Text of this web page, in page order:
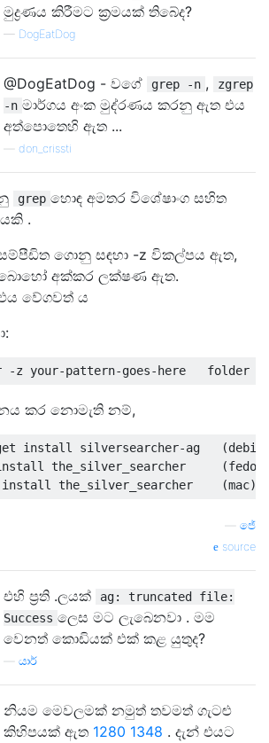
මුද්‍රණය කිරීමට ක්‍රමයක් තිබේද?
— DogEatDog
@DogEatDog - වගේ grep -n ,
zgrep
-n මාර්ගය අංක මුද්රණය කරනු ඇත එය
අත්පොතෙහි ඇත ...
don_crissti
grep හොඳ අමතර විශේෂාංග සහිත
.
ගොනු සඳහා -z විකල්පය ඇත,
අක්කර ලක්ෂණ ඇත.
වේගවත් ය
කර නොමැති නම්,
install silversearcher-ag
install the_silver_searcher
ජේ
source
එහි ප්‍රති .ලයක්
ag: truncated file:
Success ලෙස මට ලැබෙනවා . මම
වෙනත් කොඩියක් එක් කළ යුතුද?
යාර්
නියම මෙවලමක් නමුත් තවමත් ගැටළු
කිහිපයක් ඇත 1280 1348 . දැන් එයට